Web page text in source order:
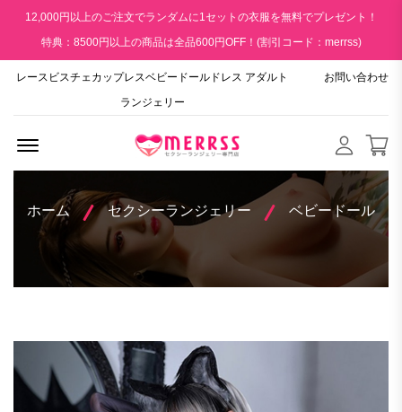
12,000円以上のご注文でランダムに1セットの衣服を無料でプレゼント！
特典：8500円以上の商品は全品600円OFF！(割引コード：merrss)
レースビスチェカップレスベビードールドレス アダルト
ランジェリー
お問い合わせ
ホーム セクシーランジェリー ベビードール